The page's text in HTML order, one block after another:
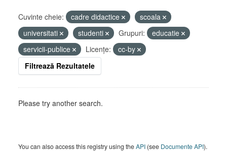
Cuvinte cheie: cadre didactice
scoala
universitati
studenti Grupuri:
educatie
servicii-publice
Licenţe:
cc-by
Filtrează Rezultatele
Please try another search.
You can also access this registry using theAPI (see Documente API).